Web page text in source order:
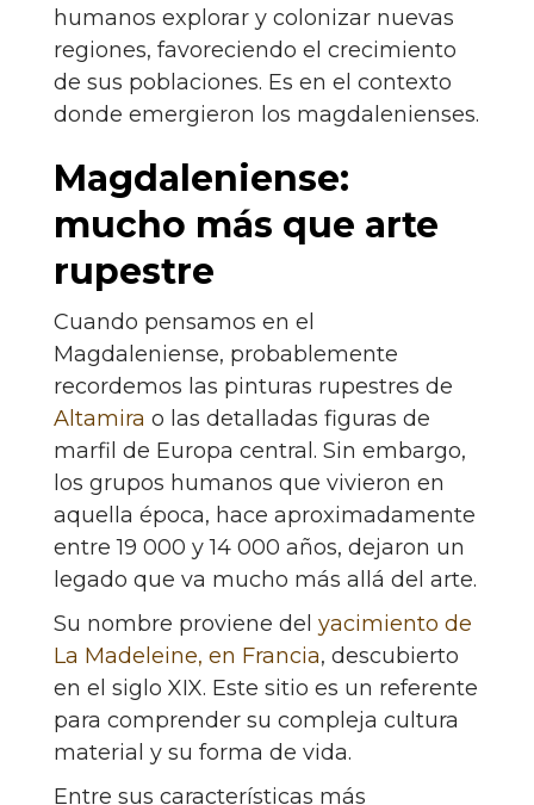
humanos explorar y colonizar nuevas
regiones, favoreciendo el crecimiento
de sus poblaciones. Es en el contexto
donde emergieron los magdalenienses.
Magdaleniense:
mucho más que arte
rupestre
Cuando pensamos en el
Magdaleniense, probablemente
recordemos las pinturas rupestres de
Altamira o las detalladas figuras de
marfil de Europa central. Sin embargo,
los grupos humanos que vivieron en
aquella época, hace aproximadamente
entre 19 000 y 14 000 años, dejaron un
legado que va mucho más allá del arte.
Su nombre proviene del yacimiento de
La Madeleine, en Francia, descubierto
en el siglo XIX. Este sitio es un referente
para comprender su compleja cultura
material y su forma de vida.
Entre sus características más